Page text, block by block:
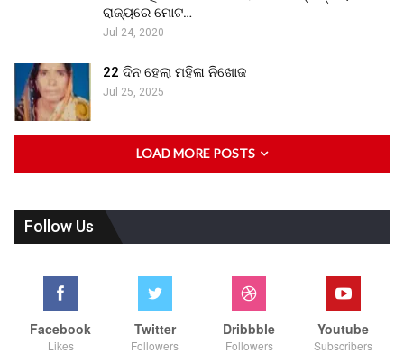
ରାଜ୍ୟରେ ମୋଟ…
Jul 24, 2020
22 ଦିନ ହେଲା ମହିଳା ନିଖୋଜ
Jul 25, 2025
LOAD MORE POSTS
Follow Us
Facebook
Likes
Twitter
Followers
Dribbble
Followers
Youtube
Subscribers